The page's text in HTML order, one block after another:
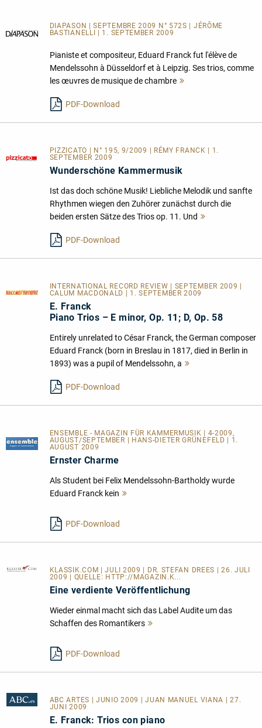
DIAPASON | SEPTEMBRE 2009 N° 572S | JÉRÔME
BASTIANELLI | 1. SEPTEMBER 2009
Pianiste et compositeur, Eduard Franck fut l'élève de
Mendelssohn à Düsseldorf et à Leipzig. Ses trios, comme
les œuvres de musique de chambre
PDF-Download
PIZZICATO | N° 195, 9/2009 | RÉMY FRANCK | 1.
SEPTEMBER 2009
Wunderschöne Kammermusik
Ist das doch schöne Musik! Liebliche Melodik und sanfte
Rhythmen wiegen den Zuhörer zunächst durch die
beiden ersten Sätze des Trios op. 11. Und
PDF-Download
INTERNATIONAL RECORD REVIEW | SEPTEMBER 2009 |
CALUM MACDONALD | 1. SEPTEMBER 2009
E. Franck
Piano Trios – E minor, Op. 11; D, Op. 58
Entirely unrelated to César Franck, the German composer
Eduard Franck (born in Breslau in 1817, died in Berlin in
1893) was a pupil of Mendelssohn, a
PDF-Download
ENSEMBLE - MAGAZIN FÜR KAMMERMUSIK | 4-2009,
AUGUST/SEPTEMBER | HANS-DIETER GRÜNEFELD | 1.
AUGUST 2009
Ernster Charme
Als Student bei Felix Mendelssohn-Bartholdy wurde
Eduard Franck kein
PDF-Download
KLASSIK.COM | JULI 2009 | DR. STEFAN DREES | 26. JULI
2009 | QUELLE: HTTP://MAGAZIN.K...
Eine verdiente Veröffentlichung
Wieder einmal macht sich das Label Audite um das
Schaffen des Romantikers
PDF-Download
ABC ARTES | JUNIO 2009 | JUAN MANUEL VIANA | 27.
JUNI 2009
E. Franck: Trios con piano